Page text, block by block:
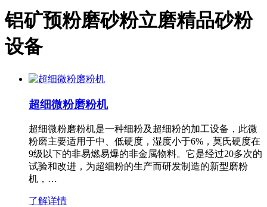
铝矿预粉磨砂粉立磨精品砂粉
设备
超细微粉磨粉机
超细微粉磨粉机是一种细粉及超细粉的加工设备，此微
粉磨主要适用于中、低硬度，湿度小于6%，莫氏硬度在
9级以下的非易燃易爆的非金属物料。它是经过20多次的
试验和改进，为超细粉的生产而研发制造的新型磨粉
机，…
了解详情